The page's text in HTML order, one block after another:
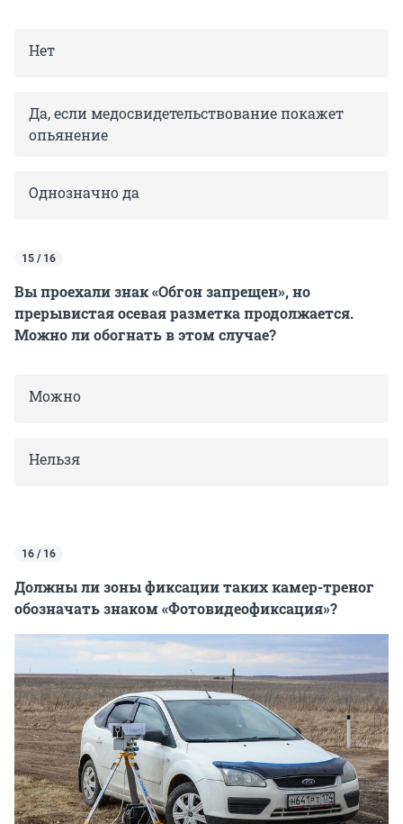
Нет
Да, если медосвидетельствование покажет
опьянение
Однозначно да
15 / 16
Вы проехали знак «Обгон запрещен», но
прерывистая осевая разметка продолжается.
Можно ли обогнать в этом случае?
Можно
Нельзя
16 / 16
Должны ли зоны фиксации таких камер-треног
обозначать знаком «Фотовидеофиксация»?